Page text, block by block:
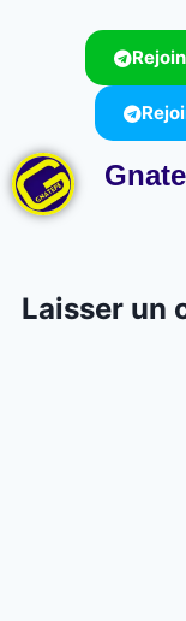
Laisser un